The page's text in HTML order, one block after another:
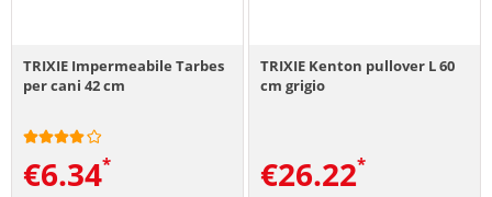
TRIXIE Impermeabile Tarbes
per cani 42 cm
€6.34
TRIXIE Kenton pullover L 60
cm grigio
€26.22